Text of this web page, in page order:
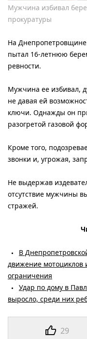
29
Мужчина избивал
прокуратуры
На Днепропетровщине
пытал 16-летнюю
ревности.
Мужчина ее избивал,
не давая ей
ключи. Однажды он
разогретой газовой
Кроме того,
звонки и, угрожая,
Не выдержав
отсутствие мужчины
стражей.
В
движение мотоциклов
ограничения
Удар по дому в
выросло, среди них